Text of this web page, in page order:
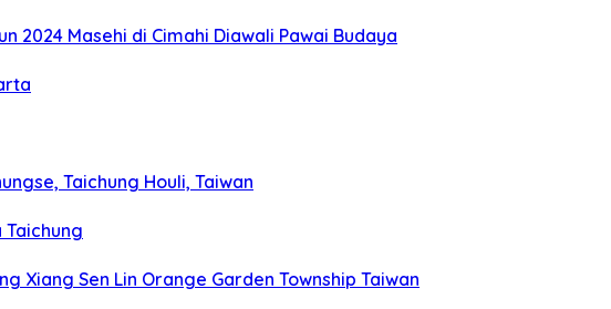
2024 Masehi di Cimahi Diawali Pawai Budaya
Taichung Houli, Taiwan
Taichung
Xiang Sen Lin Orange Garden Township Taiwan